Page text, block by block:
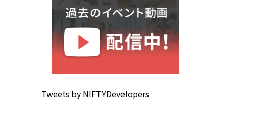
Tweets by NIFTYDevelopers